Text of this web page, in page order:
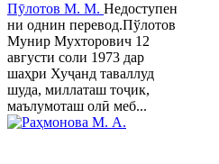
Пӯлотов М. М. Недоступен
ни однин перевод.Пўлотов
Мунир Мухторович 12
августи соли 1973 дар
шаҳри Хуҷанд таваллуд
шуда, миллаташ тоҷик,
маълумоташ олӣ меб...